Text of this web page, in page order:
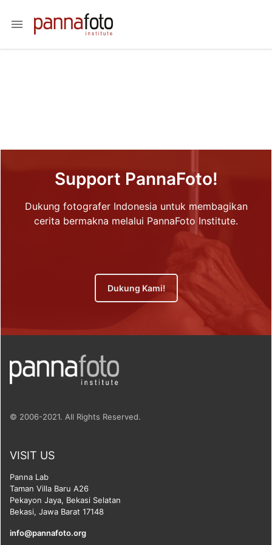
menu
Support PannaFoto!
Dukung fotografer Indonesia untuk membagikan
cerita bermakna melalui PannaFoto Institute.
Dukung Kami!
© 2006-2021. All Rights Reserved.
VISIT US
Panna Lab
Taman Villa Baru A26
Pekayon Jaya, Bekasi Selatan
Bekasi, Jawa Barat 17148
info@pannafoto.org